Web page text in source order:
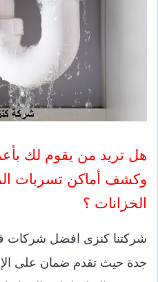
هل تريد من يقوم لك
وكشف أماكن تسربات
الخزانات ؟
شركتنا كنزى افضل شركات
جدة حيث تقدم ضمان على